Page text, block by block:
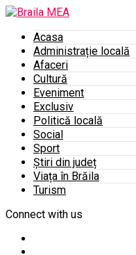
Acasa
Administrație locală
Afaceri
Cultură
Eveniment
Exclusiv
Politică locală
Social
Sport
Știri din județ
Viața în Brăila
Turism
Connect with us